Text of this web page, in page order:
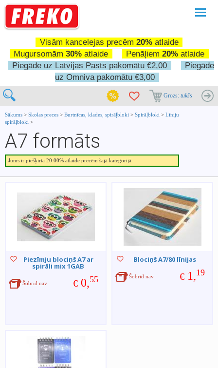
Visām kancelejas precēm 20%atlaide
Mugursomām 30% atlaide Penāļiem 20% atlaide
Piegāde uz Latvijas Pasts pakomātu €2,00
Piegāde
uz Omniva pakomātu €3,00
Grozs: tukšs
Sākums > Skolas preces > Burtnīcas, klades, spirāļbloki > Spirāļbloki > Līniju
spirāļbloki >
A7 formāts
Jums ir piešķirta 20.00% atlaide precēm šajā kategorijā.
Piezīmju blociņš A7 ar
spirāli mix 1GAB
€ 0,55
Šobrīd nav
Blociņš A7/80 līnijas
€ 1,19
Šobrīd nav